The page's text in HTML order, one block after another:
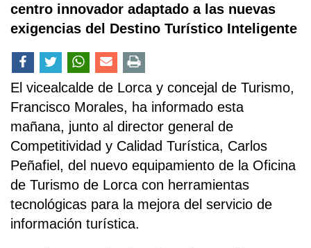
centro innovador adaptado a las nuevas
exigencias del Destino Turístico Inteligente
El vicealcalde de Lorca y concejal de Turismo,
Francisco Morales, ha informado esta
mañana, junto al director general de
Competitividad y Calidad Turística, Carlos
Peñafiel, del nuevo equipamiento de la Oficina
de Turismo de Lorca con herramientas
tecnológicas para la mejora del servicio de
información turística.